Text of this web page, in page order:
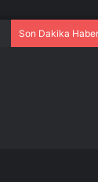
Son Dakika